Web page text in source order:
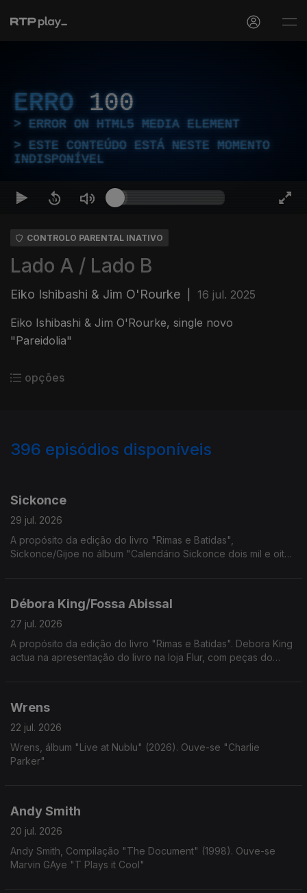
ERRO 100
ERROR ON HTML5 MEDIA ELEMENT
ESTE CONTEÚDO ESTÁ NESTE MOMENTO
INDISPONÍVEL
CONTROLO PARENTAL INATIVO
Lado A / Lado B
Eiko Ishibashi & Jim O'Rourke 16 jul. 2025
Eiko Ishibashi & Jim O'Rourke, single novo
"Pareidolia"
opções
396 episódios disponíveis
Sickonce
29 jul. 2026
A propósito da edição do livro "Rimas e Batidas",
Sickonce/Gijoe no álbum "Calendário Sickonce dois mil e oito".
Débora King/Fossa Abissal
27 jul. 2026
A propósito da edição do livro "Rimas e Batidas". Debora King
actua na apresentação do livro na loja Flur, com peças do
Wrens
22 jul. 2026
Wrens, álbum "Live at Nublu" (2026). Ouve-se "Charlie
Parker"
Andy Smith
20 jul. 2026
Andy Smith, Compilação "The Document" (1998). Ouve-se
Marvin GAye "T Plays it Cool"